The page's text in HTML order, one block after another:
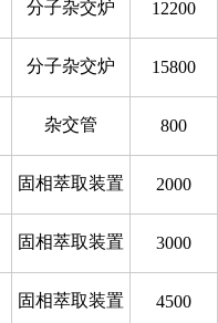
分子杂交炉 12200
分子杂交炉 15800
杂交管 800
固相萃取装置 2000
固相萃取装置 3000
固相萃取装置 4500